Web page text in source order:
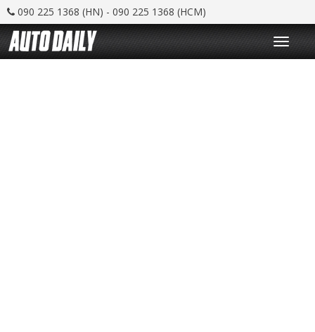
090 225 1368 (HN) - 090 225 1368 (HCM)
T
o
g